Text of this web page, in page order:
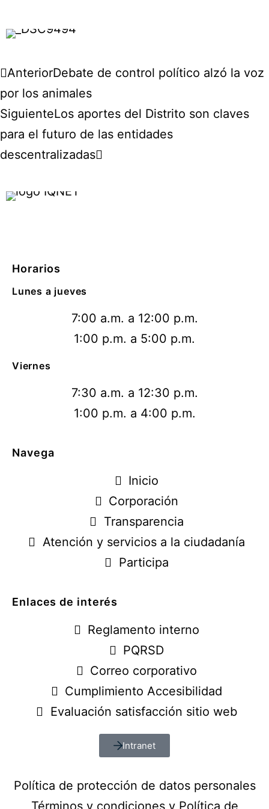
AnteriorDebate de control político alzó la voz
por los animales
SiguienteLos aportes del Distrito son claves
para el futuro de las entidades
descentralizadas
Horarios
Lunes a jueves
7:00 a.m. a 12:00 p.m.
1:00 p.m. a 5:00 p.m.
Viernes
7:30 a.m. a 12:30 p.m.
1:00 p.m. a 4:00 p.m.
Navega
Inicio
Corporación
Transparencia
Atención y servicios a la ciudadanía
Participa
Enlaces de interés
Reglamento interno
PQRSD
Correo corporativo
Cumplimiento Accesibilidad
Evaluación satisfacción sitio web
Intranet
Política de protección de datos personales
Términos y condiciones y Política de